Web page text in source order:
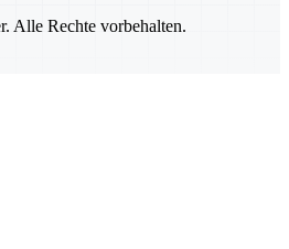
Alle Rechte vorbehalten.